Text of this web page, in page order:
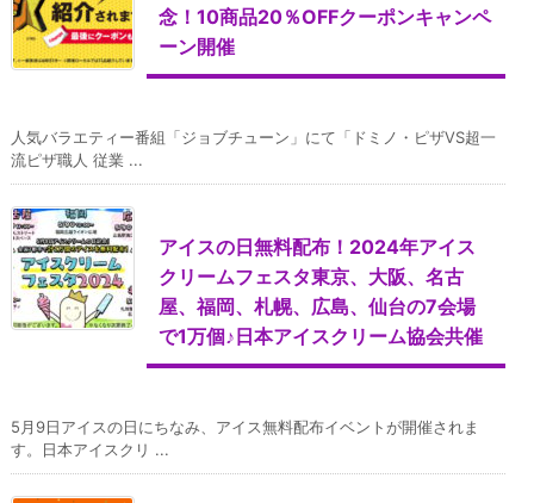
念！10商品20％OFFクーポンキャンペ
ーン開催
人気バラエティー番組「ジョブチューン」にて「ドミノ・ピザVS超一
流ピザ職人 従業 ...
アイスの日無料配布！2024年アイス
クリームフェスタ東京、大阪、名古
屋、福岡、札幌、広島、仙台の7会場
で1万個♪日本アイスクリーム協会共催
5月9日アイスの日にちなみ、アイス無料配布イベントが開催されま
す。日本アイスクリ ...